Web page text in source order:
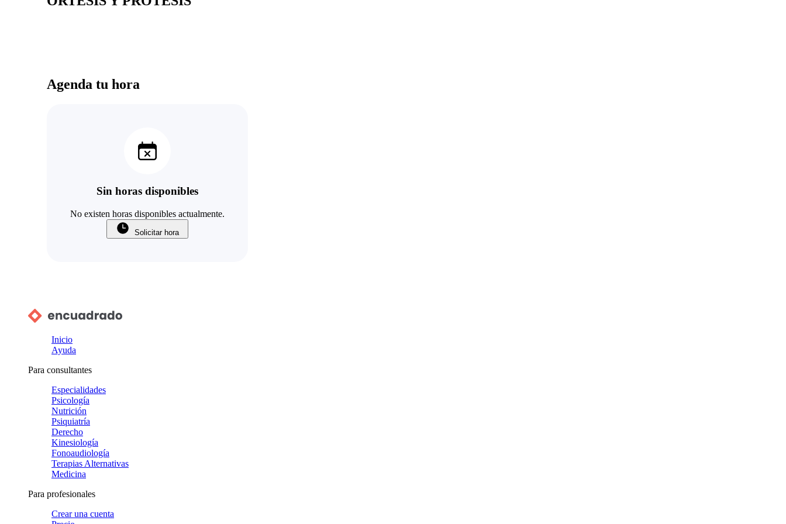
Agenda tu hora
Sin horas disponibles
No existen horas disponibles actualmente.
Solicitar hora
Inicio
Ayuda
Para consultantes
Especialidades
Psicología
Nutrición
Psiquiatría
Derecho
Kinesiología
Fonoaudiología
Terapias Alternativas
Medicina
Para profesionales
Crear una cuenta